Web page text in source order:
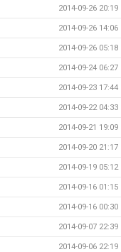
2014-09-26 20:19
2014-09-26 14:06
2014-09-26 05:18
2014-09-24 06:27
2014-09-23 17:44
2014-09-22 04:33
2014-09-21 19:09
2014-09-20 21:17
2014-09-19 05:12
2014-09-16 01:15
2014-09-16 00:30
2014-09-07 22:39
2014-09-06 22:19